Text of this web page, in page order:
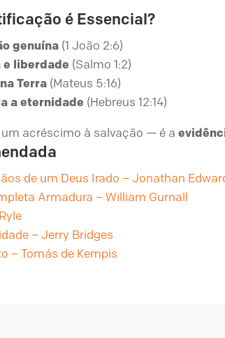
é Essencial?
genuína (1 João 2:6)
e liberdade (Salmo 1:2)
Terra (Mateus 5:16)
a eternidade (Hebreus 12:14)
acréscimo à salvação — é a
de um Deus Irado – Jonathan
Armadura – William Gurnall
– Jerry Bridges
– Tomás de Kempis